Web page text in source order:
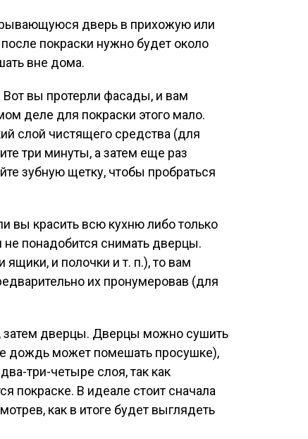
дверь в прихожую или
покраски нужно будет около
вне дома.
вы протерли фасады, и вам
деле для покраски этого мало.
слой чистящего средства (для
три минуты, а затем еще раз
зубную щетку, чтобы пробраться
вы красить всю кухню либо только
понадобится снимать дверцы.
ящики, и полочки и т. п.), то вам
их пронумеровав (для
затем дверцы. Дверцы можно сушить
дождь может помешать просушке),
три-четыре слоя, так как
покраске. В идеале стоит сначала
как в итоге будет выглядеть